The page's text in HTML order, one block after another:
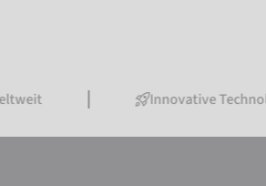
Innovative Technologien